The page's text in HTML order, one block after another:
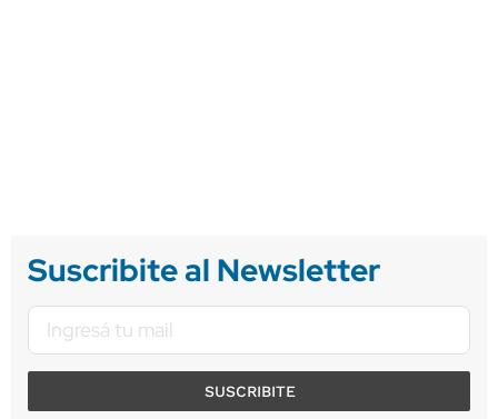
Suscribite al Newsletter
SUSCRIBITE